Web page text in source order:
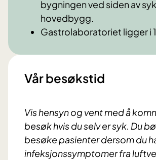
bygningen ved siden av
hovedbygg.
Gastrolaboratoriet ligger i
Vår besøkstid
Vis hensyn og vent med å
besøk hvis du selv er syk. Du
besøke pasienter dersom du
infeksjonssymptomer fra